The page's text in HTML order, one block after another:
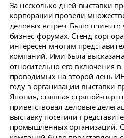
За несколько дней выставки
корпорации провели
деловых встреч. Было принято
бизнес-форумах. Стенд
интересен многим
компаний. Ими была
относительно его включения
проводимых на второй день
году в организации выставки
Япония, ставшая страной-
приветствовал деловые
выставку посетили
промышленных организаций.